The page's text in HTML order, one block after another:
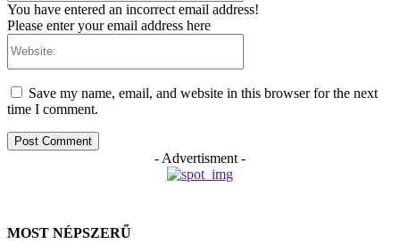
You have entered an incorrect email address!
Please enter your email address here
Save my name, email, and website in this browser for the next
time I comment.
- Advertisment -
MOST NÉPSZERŰ